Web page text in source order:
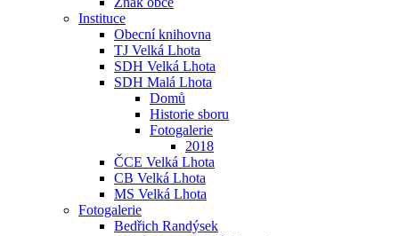
Instituce
Obecní knihovna
TJ Velká Lhota
SDH Velká Lhota
SDH Malá Lhota
Domů
Historie sboru
Fotogalerie
2018
ČCE Velká Lhota
CB Velká Lhota
MS Velká Lhota
Fotogalerie
Bedřich Randýsek